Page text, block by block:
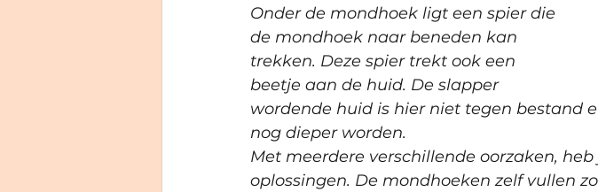
Onder de mondhoek ligt een spier die
de mondhoek naar beneden kan
trekken. Deze spier trekt ook een
beetje aan de huid. De slapper
wordende huid is hier niet tegen bestand
nog dieper worden.
Met meerdere verschillende oorzaken,
oplossingen. De mondhoeken zelf vullen